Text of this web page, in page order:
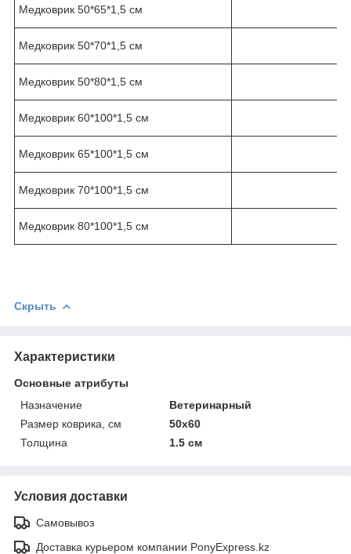
Медковрик 50*65*1,5 см
Медковрик 50*70*1,5 см
Медковрик 50*80*1,5 см
Медковрик 60*100*1,5 см
Медковрик 65*100*1,5 см
Медковрик 70*100*1,5 см
Медковрик 80*100*1,5 см
Скрыть
Характеристики
Основные атрибуты
Назначение
Ветеринарный
Размер коврика, см
50х60
Толщина
1.5 см
Условия доставки
Самовывоз
Доставка курьером компании PonyExpress.kz